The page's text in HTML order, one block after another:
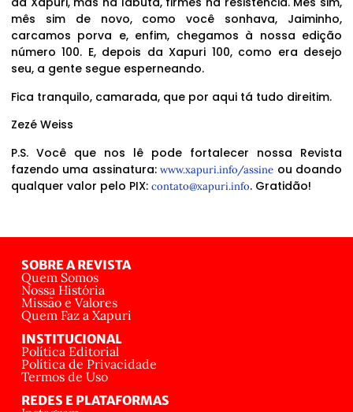
mês sim de novo, como você sonhava, Jaiminho,
carcamos porva e, enfim, chegamos à nossa edição
número 100. E, depois da Xapuri 100, como era desejo
seu, a gente segue esperneando.
Fica tranquilo, camarada, que por aqui tá tudo direitim.
Zezé Weiss
P.S. Você que nos lê pode fortalecer nossa Revista
fazendo uma assinatura:www.xapuri.info/assine ou doando
qualquer valor pelo PIX: contato@xapuri.info. Gratidão!
SOBRE A REVISTA
Quem Somos
Nossa História
Missão e Valores
Quem Faz a Xapuri
INSTITUCIONAL
Política Editorial
Política de Privacidade
Termos de Uso
REDES E PLATAFORMAS